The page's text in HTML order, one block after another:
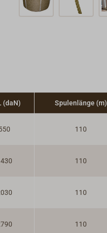
(daN) Spulenlänge (m)
110
110
110
110